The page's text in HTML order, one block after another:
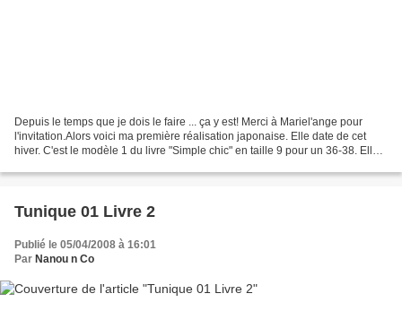
Depuis le temps que je dois le faire ... ça y est! Merci à Mariel'ange pour
l'invitation.Alors voici ma première réalisation japonaise. Elle date de cet
hiver. C'est le modèle 1 du livre "Simple chic" en taille 9 pour un 36-38. Elle
Tunique 01 Livre 2
Publié le 05/04/2008 à 16:01
Par Nanou n Co